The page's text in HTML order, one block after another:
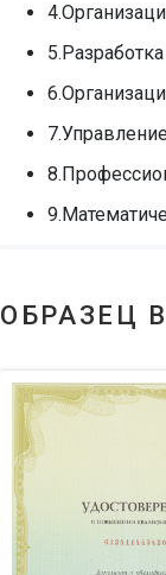
ОБРАЗЕЦ